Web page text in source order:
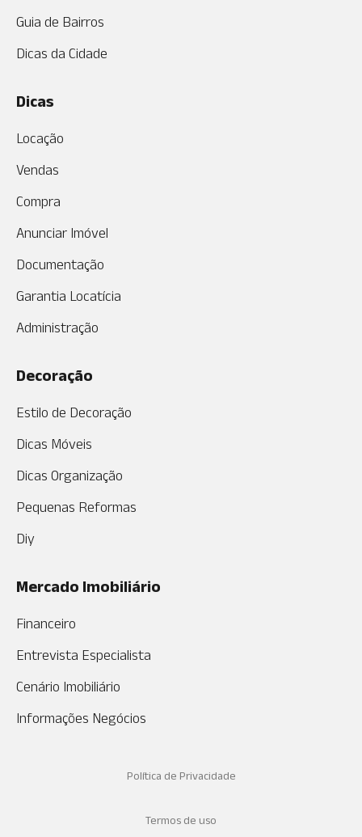
Guia de Bairros
Dicas da Cidade
Dicas
Locação
Vendas
Compra
Anunciar Imóvel
Documentação
Garantia Locatícia
Administração
Decoração
Estilo de Decoração
Dicas Móveis
Dicas Organização
Pequenas Reformas
Diy
Mercado Imobiliário
Financeiro
Entrevista Especialista
Cenário Imobiliário
Informações Negócios
Política de Privacidade
Termos de uso